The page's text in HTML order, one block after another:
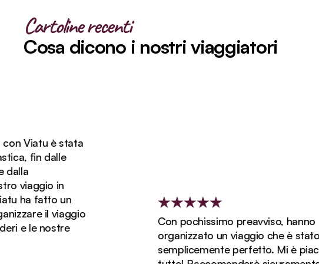
Cartoline recenti
Cosa dicono i nostri viaggiatori
è stata
dalle
in
fatto un
il viaggio
nostre
Con pochissimo preavviso, hanno
organizzato un viaggio che è stato
semplicemente perfetto. Mi è piaciuto